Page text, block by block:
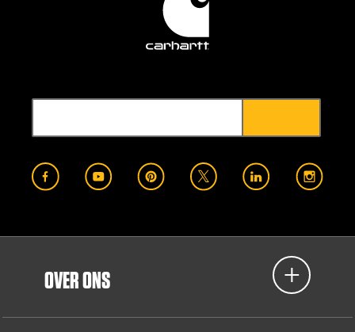
OVER ONS